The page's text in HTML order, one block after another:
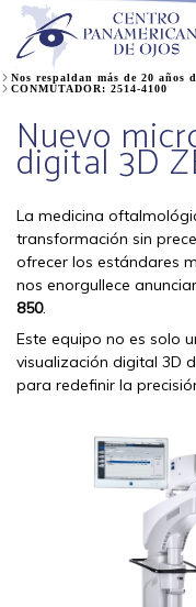
Nos respaldan más de 20
CONMUTADOR: 2514-4100
Nuevo
digital 3D
La medicina
transformación sin
ofrecer los estándares
nos enorgullece
850.
Este equipo no es solo
visualización digital 3D
para redefinir la